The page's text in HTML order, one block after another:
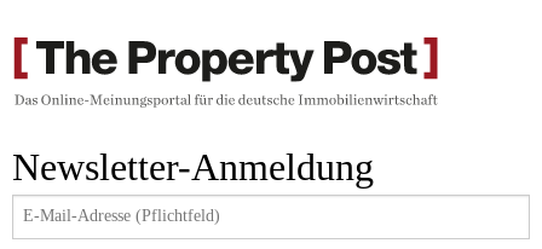
Newsletter-Anmeldung